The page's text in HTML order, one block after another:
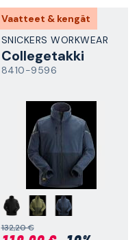
Vaatteet & kengät
SNICKERS WORKWEAR
Collegetakki
8410-9596
132,20 €